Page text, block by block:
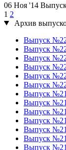
06 Ноя '14
1 2
Архив
Выпуск
Выпуск
Выпуск
Выпуск
Выпуск
Выпуск
Выпуск
Выпуск
Выпуск
Выпуск
Выпуск
Выпуск
Выпуск